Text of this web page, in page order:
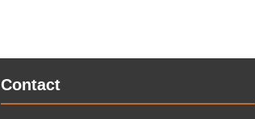
Contact